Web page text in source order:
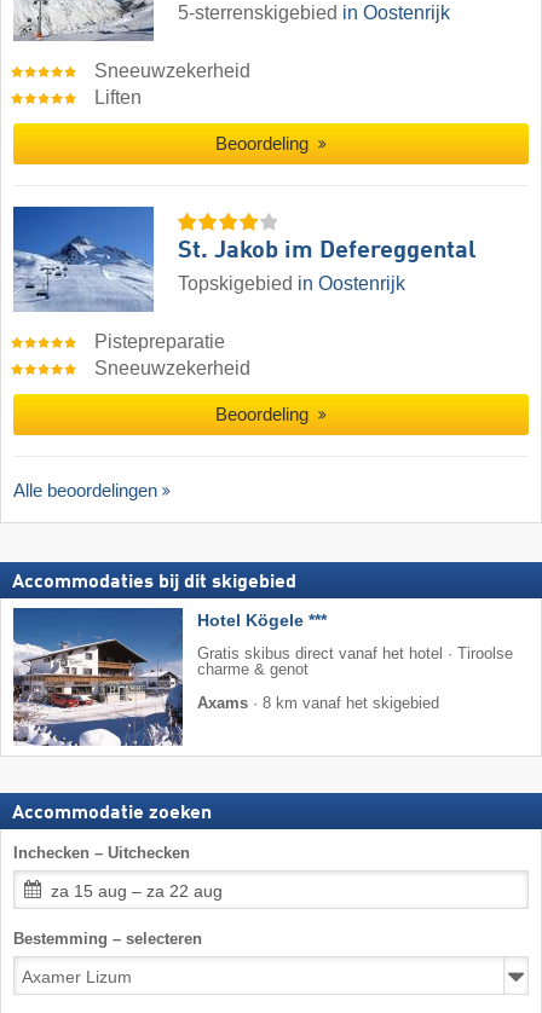
5-sterrenskigebied in Oostenrijk
Sneeuwzekerheid
Liften
Beoordeling
St. Jakob im Defereggental
Topskigebied in Oostenrijk
Pistepreparatie
Sneeuwzekerheid
Beoordeling
Alle beoordelingen
Accommodaties bij dit skigebied
Hotel Kögele ***
Gratis skibus direct vanaf het hotel · Tiroolse
charme & genot
Axams · 8 km vanaf het skigebied
Accommodatie zoeken
Inchecken – Uitchecken
za 15 aug – za 22 aug
Bestemming – selecteren